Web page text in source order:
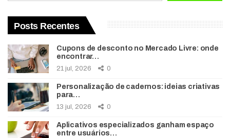
Posts Recentes
Cupons de desconto no Mercado Livre: onde
encontrar…
21 jul, 2026 0
Personalização de cadernos: ideias criativas
para…
13 jul, 2026 0
Aplicativos especializados ganham espaço
entre usuários…